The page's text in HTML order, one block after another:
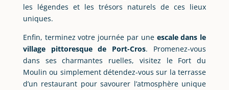
les légendes et les trésors naturels de ces lieux
uniques.
Enfin, terminez votre journée par une escale dans le
village pittoresque de Port-Cros. Promenez-vous
dans ses charmantes ruelles, visitez le Fort du
Moulin ou simplement détendez-vous sur la terrasse
d’un restaurant pour savourer l’atmosphère unique